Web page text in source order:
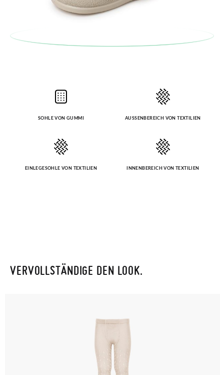
SOHLE VON GUMMI AUSSENBEREICH VON TEXTILIEN
EINLEGESOHLE VON TEXTILIEN INNENBEREICH VON TEXTILIEN
VERVOLLSTÄNDIGE DEN LOOK.